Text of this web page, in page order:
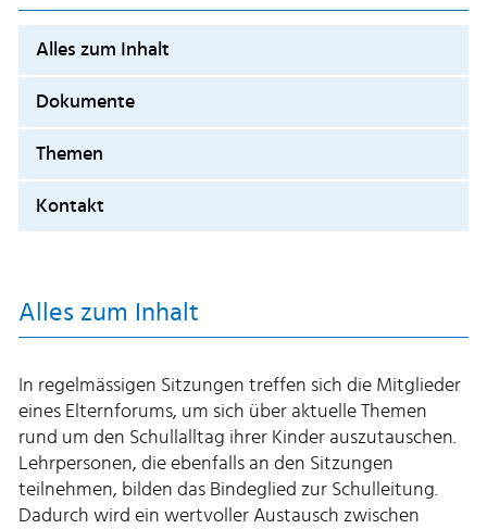
Alles zum Inhalt
Dokumente
Themen
Kontakt
Alles zum Inhalt
In regelmässigen Sitzungen treffen sich die Mitglieder
eines Elternforums, um sich über aktuelle Themen
rund um den Schullalltag ihrer Kinder auszutauschen.
Lehrpersonen, die ebenfalls an den Sitzungen
teilnehmen, bilden das Bindeglied zur Schulleitung.
Dadurch wird ein wertvoller Austausch zwischen